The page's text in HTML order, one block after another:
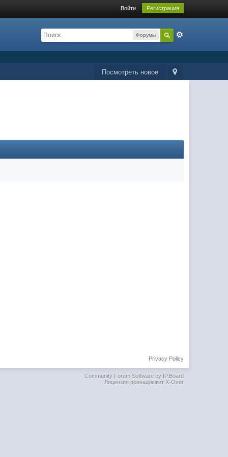
Войти Регистрация
Форумы
Посмотреть новое
Privacy Policy
Community Forum Software by IP.Board
Лицензия принадлежит X-Over